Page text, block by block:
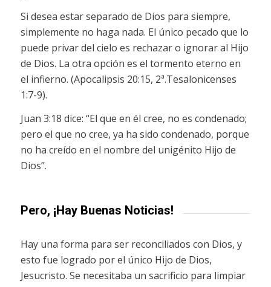
Si desea estar separado de Dios para siempre,
simplemente no haga nada. El único pecado que lo
puede privar del cielo es rechazar o ignorar al Hijo
de Dios. La otra opción es el tormento eterno en
el infierno. (Apocalipsis 20:15, 2ª.Tesalonicenses
1:7-9).
Juan 3:18 dice: “El que en él cree, no es condenado;
pero el que no cree, ya ha sido condenado, porque
no ha creído en el nombre del unigénito Hijo de
Dios”.
Pero, ¡Hay Buenas Noticias!
Hay una forma para ser reconciliados con Dios, y
esto fue logrado por el único Hijo de Dios,
Jesucristo. Se necesitaba un sacrificio para limpiar